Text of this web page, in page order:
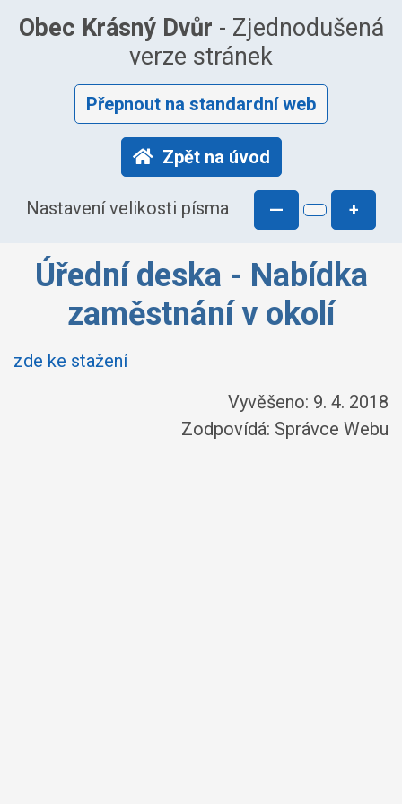
Obec Krásný Dvůr - Zjednodušená
verze stránek
Přepnout na standardní web
Zpět na úvod
Nastavení velikosti písma — +
Úřední deska - Nabídka
zaměstnání v okolí
zde ke stažení
Vyvěšeno: 9. 4. 2018
Zodpovídá: Správce Webu